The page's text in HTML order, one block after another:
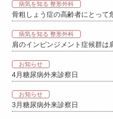
病気を知る 整形外科
骨粗しょう症の高齢者にとって
病気を知る 整形外科
肩のインピンジメント症候群は
お知らせ
4月糖尿病外来診察日
お知らせ
3月糖尿病外来診察日